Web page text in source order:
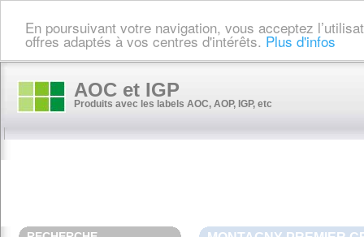
En poursuivant votre navigation, vous acceptez
offres adaptés à vos centres d'intérêts. Plus d'infos
AOC et IGP
Produits avec les labels AOC, AOP, IGP, etc